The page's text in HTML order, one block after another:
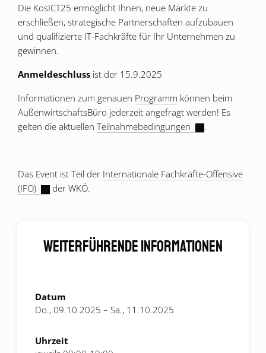
Die KosICT25 ermöglicht Ihnen, neue Märkte zu
erschließen, strategische Partnerschaften aufzubauen
und qualifizierte IT-Fachkräfte für Ihr Unternehmen zu
gewinnen.
Anmeldeschluss ist der 15.9.2025
Informationen zum genauen Programm können beim
AußenwirtschaftsBüro jederzeit angefragt werden! Es
gelten die aktuellen Teilnahmebedingungen .
Das Event ist Teil der Internationale Fachkräfte-Offensive
(IFO)
der WKÖ.
Weiterführende Informationen
Datum
Do., 09.10.2025 – Sa., 11.10.2025
Uhrzeit